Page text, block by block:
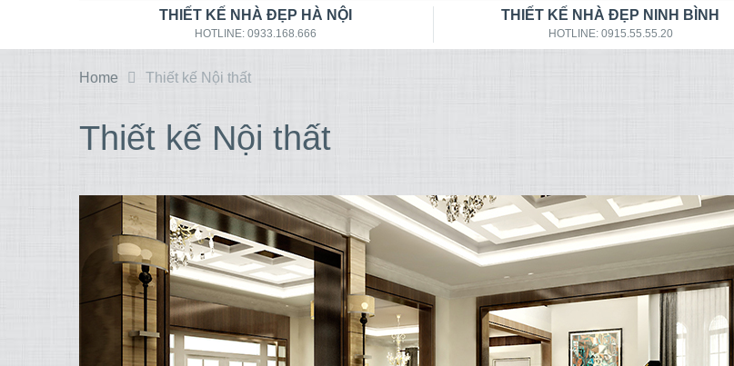
THIẾT KẾ NHÀ ĐẸP HÀ NỘI
HOTLINE: 0933.168.666
THIẾT KẾ NHÀ ĐẸP NINH BÌNH
HOTLINE: 0915.55.55.20
Home Thiết kế Nội thất
Thiết kế Nội thất